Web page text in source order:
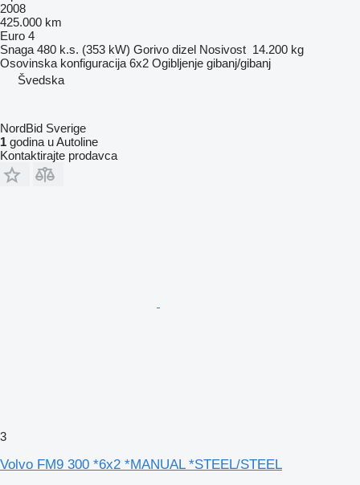
2008
425.000 km
Euro 4
Snaga 480 k.s. (353 kW) Gorivo dizel Nosivost 14.200 kg
Osovinska konfiguracija 6x2 Ogibljenje gibanj/gibanj
Švedska
NordBid Sverige
1 godina u Autoline
Kontaktirajte prodavca
3
Volvo FM9 300 *6x2 *MANUAL *STEEL/STEEL